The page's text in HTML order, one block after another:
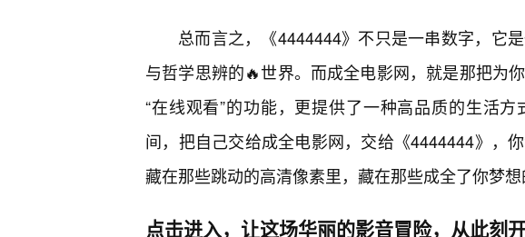
总而言之，《4444444》不只是一串数字，它
与哲学思辨的🔥世界。而成全电影网，就是那把为
“在线观看”的功能，更提供了一种高品质的生活
间，把自己交给成全电影网，交给《4444444》，
藏在那些跳动的高清像素里，藏在那些成全了你梦想
点击进入，让这场华丽的影音冒险，从此刻开